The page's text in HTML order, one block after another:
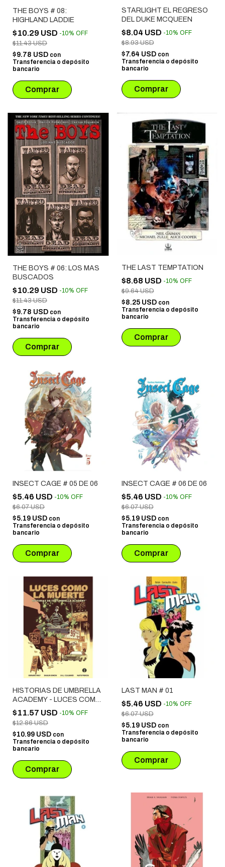
THE BOYS # 08:
HIGHLAND LADDIE
$10.29 USD -10% OFF
$11.43 USD
$9.78 USD con
Transferencia o depósito
bancario
STARLIGHT EL REGRESO
DEL DUKE MCQUEEN
$8.04 USD -10% OFF
$8.93 USD
$7.64 USD con
Transferencia o depósito
bancario
THE BOYS # 06: LOS MAS
BUSCADOS
$10.29 USD -10% OFF
$11.43 USD
$9.78 USD con
Transferencia o depósito
bancario
THE LAST TEMPTATION
$8.68 USD -10% OFF
$9.64 USD
$8.25 USD con
Transferencia o depósito
bancario
INSECT CAGE # 05 DE 06
$5.46 USD -10% OFF
$6.07 USD
$5.19 USD con
Transferencia o depósito
bancario
INSECT CAGE # 06 DE 06
$5.46 USD -10% OFF
$6.07 USD
$5.19 USD con
Transferencia o depósito
bancario
HISTORIAS DE UMBRELLA
ACADEMY - LUCES COMO
LA MUERE
$11.57 USD -10% OFF
$12.86 USD
$10.99 USD con
Transferencia o depósito
bancario
LAST MAN # 01
$5.46 USD -10% OFF
$6.07 USD
$5.19 USD con
Transferencia o depósito
bancario